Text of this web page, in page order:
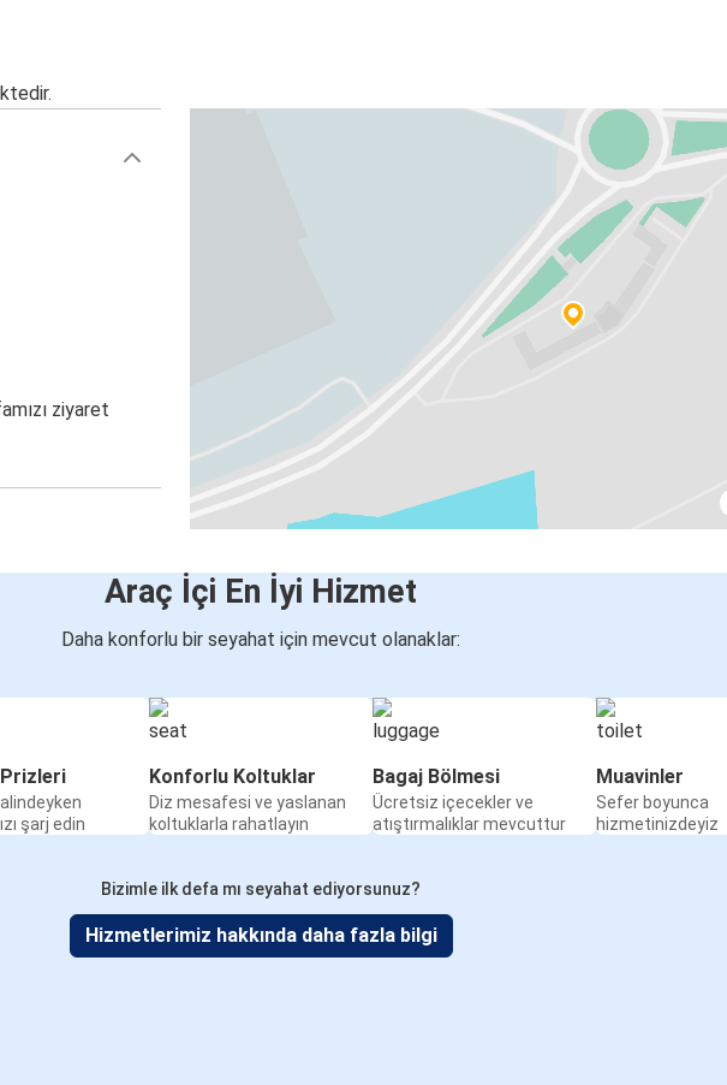
ziyaret
Araç İçi En İyi Hizmet
Daha konforlu bir seyahat için mevcut olanaklar:
şarj edin
Konforlu Koltuklar
Diz mesafesi ve yaslanan
koltuklarla rahatlayın
Bagaj Bölmesi
Ücretsiz içecekler ve
atıştırmalıklar mevcuttur
Muavinler
Sefer boyunca
hizmetinizdeyiz
Bizimle ilk defa mı seyahat ediyorsunuz?
Hizmetlerimiz hakkında daha fazla bilgi